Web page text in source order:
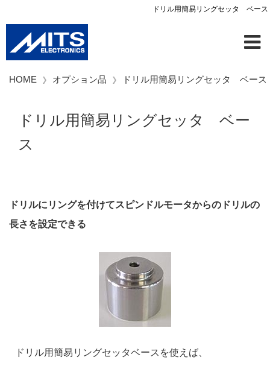
ドリル用簡易リングセッタ ベース
HOME オプション品 ドリル用簡易リングセッタ ベース
ドリル用簡易リングセッタ ベー
ス
ドリルにリングを付けてスピンドルモータからのドリルの
長さを設定できる
ドリル用簡易リングセッタベースを使えば、